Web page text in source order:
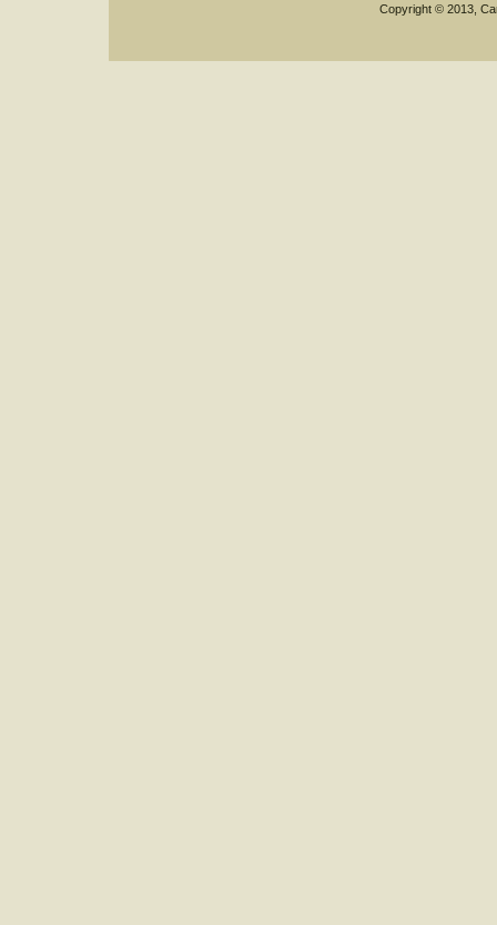
Copyright © 2013,